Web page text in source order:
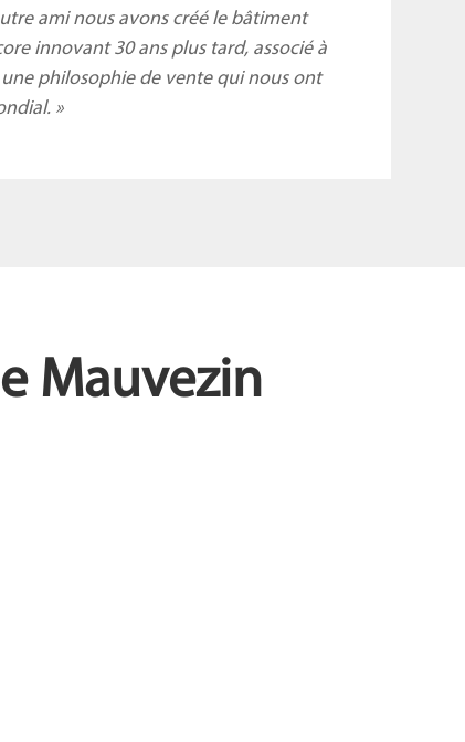
ami nous avons créé le bâtiment
innovant 30 ans plus tard, associé à
philosophie de vente qui nous ont
»
Mauvezin